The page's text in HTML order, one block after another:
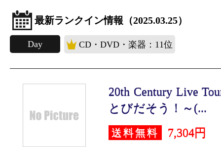
最新ランクイン情報（2025.03.25）
Day CD・DVD・楽器：11位
20th Century Live
とびだそう！～(...
送料無料 7,304円